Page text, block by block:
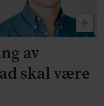
av
skal være